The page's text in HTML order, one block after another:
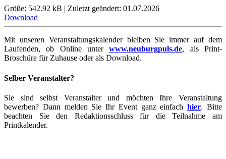
Größe: 542.92 kB | Zuletzt geändert: 01.07.2026
Download
Mit unseren Veranstaltungskalender bleiben Sie immer auf dem
Laufenden, ob Online unterwww.neuburgpuls.de,
als Print-
Broschüre für Zuhause oder als Download.
Selber Veranstalter?
Sie sind selbst Veranstalter und möchten Ihre Veranstaltung
bewerben? Dann melden Sie Ihr Event ganz einfachhier. Bitte
beachten Sie den Redaktionsschluss für die Teilnahme am
Printkalender.